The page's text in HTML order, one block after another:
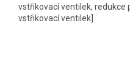
vstřikovací ventilek, redukce
vstřikovací ventilek]